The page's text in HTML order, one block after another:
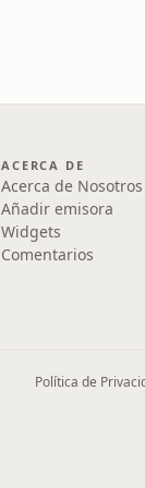
ACERCA DE
Acerca de Nosotros
Añadir emisora
Widgets
Comentarios
Política de